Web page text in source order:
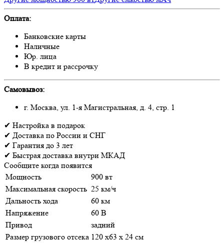
Оплата:
Банковские карты
Наличные
Юр. лица
В кредит и рассрочку
Самовывоз:
г. Москва, ул. 1-я Магистральная, д. 4, стр. 1
✔ Настройка в подарок
✔ Доставка по России и СНГ
✔ Гарантия до 3 лет
✔ Быстрая доставка внутри МКАД
Сообщите когда появится
Мощность
900 вт
Максимальная скорость 25 км/ч
Дальность хода
60 км
Напряжение
60 В
Привод
задний
Размер грузового отсека 120 x63 x 24 см